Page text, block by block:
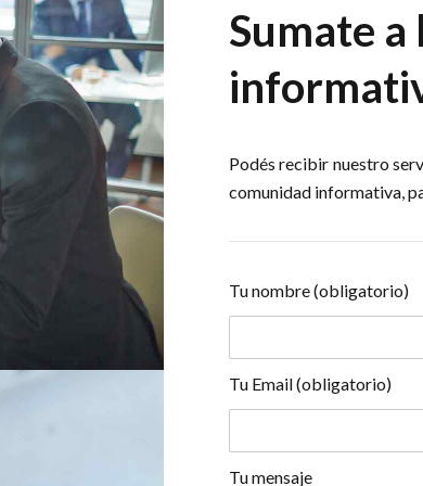
Sumate
Podés recibir nuestro
comunidad informativa,
Tu nombre (obligatorio)
Tu Email (obligatorio)
Tu mensaje